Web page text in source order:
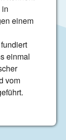
einem
einmal
vom